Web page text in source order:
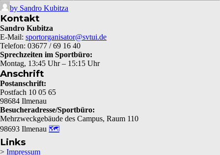
by Sandro Kubitza
Kontakt
Sandro Kubitza
E-Mail: sportorganisator@svtui.de
Telefon: 03677 / 69 16 40
Sprechzeiten im Sportbüro:
Montag, 13:45 Uhr – 15:15 Uhr
Anschrift
Postanschrift:
Postfach 10 05 65
98684 Ilmenau
Besucheradresse/Sportbüro:
Mehrzweckgebäude des Campus, Raum 110
98693 Ilmenau 🗺
Links
> Impressum